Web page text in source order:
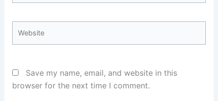
Save my name, email, and website in this
browser for the next time I comment.